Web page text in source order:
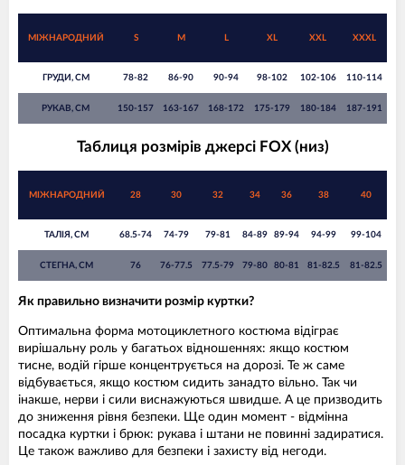
МІЖНАРОДНИЙ S M L XL XXL XXXL
ГРУДИ, СМ 78-82 86-90 90-94 98-102 102-106 110-114
РУКАВ, СМ 150-157 163-167 168-172 175-179 180-184 187-191
Таблиця розмірів джерсі FOX (низ)
МІЖНАРОДНИЙ 28 30 32 34 36 38 40
ТАЛІЯ, СМ 68.5-74 74-79 79-81 84-89 89-94 94-99 99-104
СТЕГНА, СМ 76 76-77.5 77.5-79 79-80 80-81 81-82.5 81-82.5
Як правильно визначити розмір куртки?
Оптимальна форма мотоциклетного костюма відіграє
вирішальну роль у багатьох відношеннях: якщо костюм
тисне, водій гірше концентрується на дорозі. Те ж саме
відбувається, якщо костюм сидить занадто вільно. Так чи
інакше, нерви і сили виснажуються швидше. А це призводить
до зниження рівня безпеки. Ще один момент - відмінна
посадка куртки і брюк: рукава і штани не повинні задиратися.
Це також важливо для безпеки і захисту від негоди.